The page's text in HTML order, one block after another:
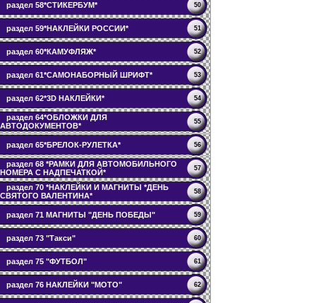
раздел 58*СТИКЕРБУМ* 50
раздел 59*НАКЛЕЙКИ РОССИИ* 51
раздел 60*КАМУФЛЯЖ* 52
раздел 61*САМОНАБОРНЫЙ ШРИФТ* 53
раздел 62*3D НАКЛЕЙКИ* 54
раздел 64*ОБЛОЖКИ ДЛЯ
АВТОДОКУМЕНТОВ*
55
раздел 65*БРЕЛОК-РУЛЕТКА* 56
раздел 68 *РАМКИ ДЛЯ АВТОМОБИЛЬНОГО
НОМЕРА С НАДПЕЧАТКОЙ*
57
раздел 70 *НАКЛЕЙКИ И МАГНИТЫ *ДЕНЬ
СВЯТОГО ВАЛЕНТИНА*
58
раздел 71 МАГНИТЫ "ДЕНЬ ПОБЕДЫ" 59
раздел 73 "Такси" 60
раздел 75 "ФУТБОЛ" 61
раздел 76 НАКЛЕЙКИ "МОТО" 62